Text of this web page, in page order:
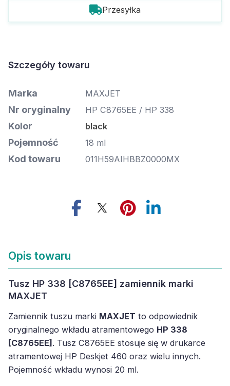
Przesyłka
Szczegóły towaru
Marka MAXJET
Nr oryginalny HP C8765EE / HP 338
Kolor black
Pojemność 18 ml
Kod towaru 011H59AIHBBZ0000MX
Opis towaru
Tusz HP 338 [C8765EE] zamiennik marki
MAXJET
Zamiennik tuszu marki MAXJET to odpowiednik
oryginalnego wkładu atramentowego HP 338
[C8765EE] . Tusz C8765EE stosuje się w drukarce
atramentowej HP Deskjet 460 oraz wielu innych.
Pojemność wkładu wynosi 20 ml.